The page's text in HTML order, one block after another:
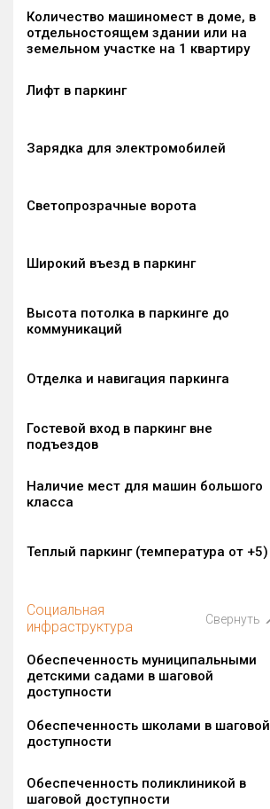
Количество машиномест в доме, в
отдельностоящем здании или на
земельном участке на 1 квартиру
Лифт в паркинг
Зарядка для электромобилей
Светопрозрачные ворота
Широкий въезд в паркинг
Высота потолка в паркинге до
коммуникаций
Отделка и навигация паркинга
Гостевой вход в паркинг вне
подъездов
Наличие мест для машин большого
класса
Теплый паркинг (температура от +5)
Социальная
инфраструктура
Свернуть
Обеспеченность муниципальными
детскими садами в шаговой
доступности
Обеспеченность школами в шаговой
доступности
Обеспеченность поликлиникой в
шаговой доступности